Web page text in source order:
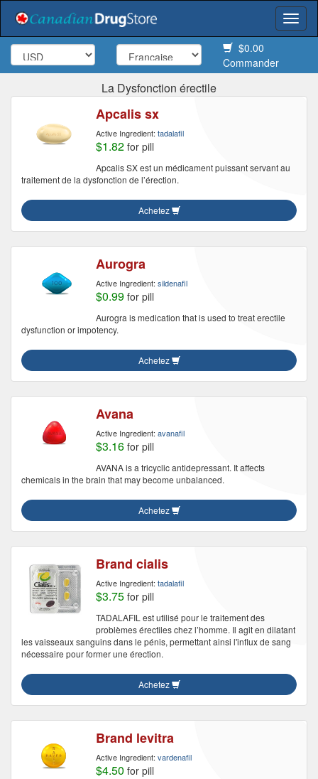
$0.00
Commander
La Dysfonction érectile
Apcalis sx
Active Ingredient: tadalafil
$1.82 for pill
Apcalis SX est un médicament puissant servant au
traitement de la dysfonction de l’érection.
Achetez
Aurogra
Active Ingredient: sildenafil
$0.99 for pill
Aurogra is medication that is used to treat erectile
dysfunction or impotency.
Achetez
Avana
Active Ingredient: avanafil
$3.16 for pill
AVANA is a tricyclic antidepressant. It affects
chemicals in the brain that may become unbalanced.
Achetez
Brand cialis
Active Ingredient: tadalafil
$3.75 for pill
TADALAFIL est utilisé pour le traitement des
problèmes érectiles chez l’homme. Il agit en dilatant
les vaisseaux sanguins dans le pénis, permettant ainsi l'influx de sang
nécessaire pour former une érection.
Achetez
Brand levitra
Active Ingredient: vardenafil
$4.50 for pill